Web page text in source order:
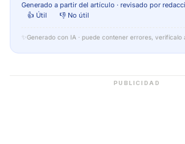
Generado a partir del artículo · revisado por
👍 Útil
👎 No útil
✨ Generado con IA · puede contener errores, verifícalo
PUBLICIDAD